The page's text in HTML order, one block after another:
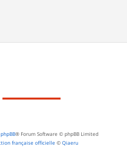
phpBB® Forum Software © phpBB Limited
française officielle © Qiaeru